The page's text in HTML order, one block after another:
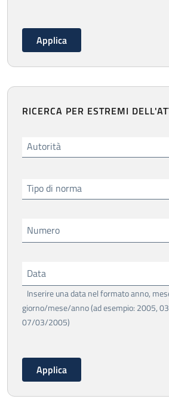
RICERCA PER ESTREMI
Autorità
Tipo di norma
Numero
Data
Inserire una data nel formato anno,
giorno/mese/anno (ad esempio: 2005,
07/03/2005)